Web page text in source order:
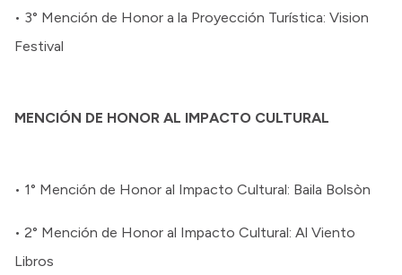
• 3° Mención de Honor a la Proyección Turística: Vision
Festival
MENCIÓN DE HONOR AL IMPACTO CULTURAL
• 1° Mención de Honor al Impacto Cultural: Baila Bolsòn
• 2° Mención de Honor al Impacto Cultural: Al Viento
Libros